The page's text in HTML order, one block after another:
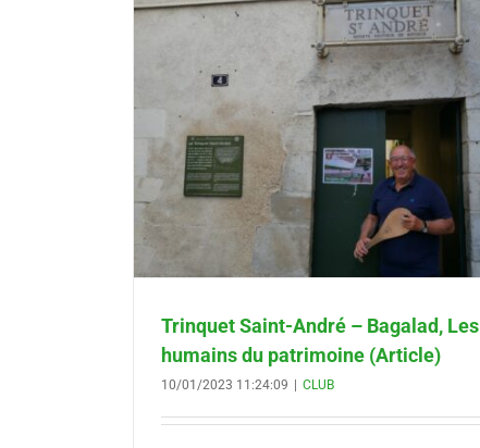
Trinquet Saint-André – Bagalad, Les
humains du patrimoine (Article)
10/01/2023 11:24:09 CLUB